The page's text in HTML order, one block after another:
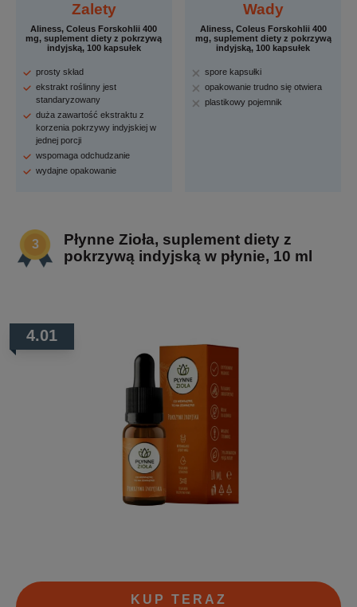
Zalety
Aliness, Coleus Forskohlii 400
mg, suplement diety z pokrzywą
indyjską, 100 kapsułek
prosty skład
ekstrakt roślinny jest
standaryzowany
duża zawartość ekstraktu z
korzenia pokrzywy indyjskiej w
jednej porcji
wspomaga odchudzanie
wydajne opakowanie
Wady
Aliness, Coleus Forskohlii 400
mg, suplement diety z pokrzywą
indyjską, 100 kapsułek
spore kapsułki
opakowanie trudno się otwiera
plastikowy pojemnik
Płynne Zioła, suplement diety z
pokrzywą indyjską w płynie, 10 ml
4.01
KUP TERAZ